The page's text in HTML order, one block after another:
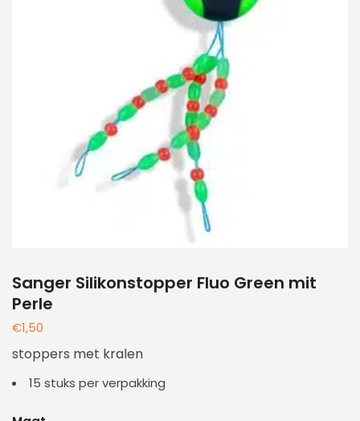
Sanger Silikonstopper Fluo Green mit
Perle
€1,50
stoppers met kralen
15 stuks per verpakking